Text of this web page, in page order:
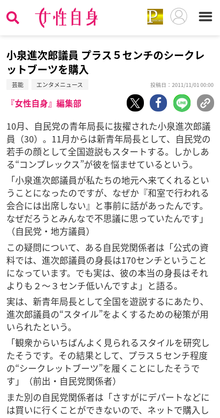
小泉進次郎議員 プラス５センチのシークレ
ットブーツを購入
芸能 エンタメニュース 投稿日：2011/11/01 00:00
『女性自身』編集部
10月、自民党の青年局長に抜擢された小泉進次郎議
員（30）。11月からは新青年局長として、自民党の
若手の顔として全国遊説もスタートする。しかしあ
る“コンプレックス”が彼を悩ませているという。
「小泉進次郎議員が私たちの地元へ来てくれるとい
うことになったのですが、なぜか『和室で行われる
会合には出席しない』と事前に話があったんです。
なぜだろうとみんなで不思議に思っていたんです」
（自民党・地方議員）
この疑問について、ある自民党関係者は「公式の資
料では、進次郎議員の身長は170センチということ
になっています。でも実は、彼の本当の身長はそれ
よりも２～３センチ低いんですよ」と語る。
実は、新青年局長として全国を遊説するにあたり、
進次郎議員の“スタイル”をよくするための秘策が用
いられたという。
「観衆からいちばんよく見られるスタイルを研究し
たそうです。その結果として、プラス５センチ程度
の“シークレットブーツ”を履くことにしたそうで
す」（前出・自民党関係者）
また別の自民党関係者は「さすがにデパートなどに
は買いに行くことができないので、ネットで購入し